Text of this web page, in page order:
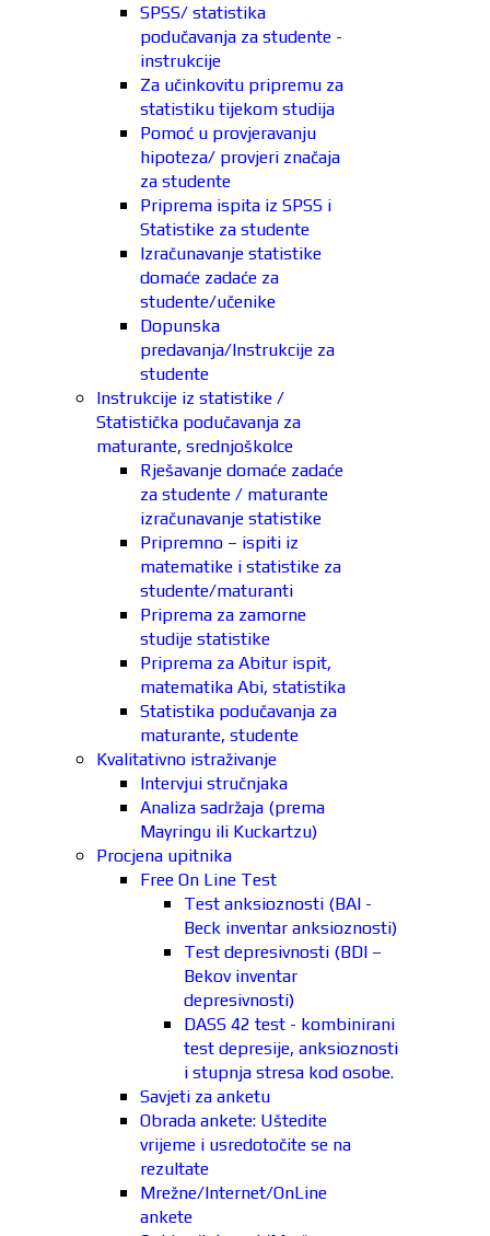
SPSS/ statistika
podučavanja za studente -
instrukcije
Za učinkovitu pripremu za
statistiku tijekom studija
Pomoć u provjeravanju
hipoteza/ provjeri značaja
za studente
Priprema ispita iz SPSS i
Statistike za studente
Izračunavanje statistike
domaće zadaće za
studente/učenike
Dopunska
predavanja/Instrukcije za
studente
Instrukcije iz statistike /
Statistička podučavanja za
maturante, srednjoškolce
Rješavanje domaće zadaće
za studente / maturante
izračunavanje statistike
Pripremno – ispiti iz
matematike i statistike za
studente/maturanti
Priprema za zamorne
studije statistike
Priprema za Abitur ispit,
matematika Abi, statistika
Statistika podučavanja za
maturante, studente
Kvalitativno istraživanje
Intervjui stručnjaka
Analiza sadržaja (prema
Mayringu ili Kuckartzu)
Procjena upitnika
Free On Line Test
Test anksioznosti (BAI -
Beck inventar anksioznosti)
Test depresivnosti (BDI –
Bekov inventar
depresivnosti)
DASS 42 test - kombinirani
test depresije, anksioznosti
i stupnja stresa kod osobe.
Savjeti za anketu
Obrada ankete: Uštedite
vrijeme i usredotočite se na
rezultate
Mrežne/Internet/OnLine
ankete